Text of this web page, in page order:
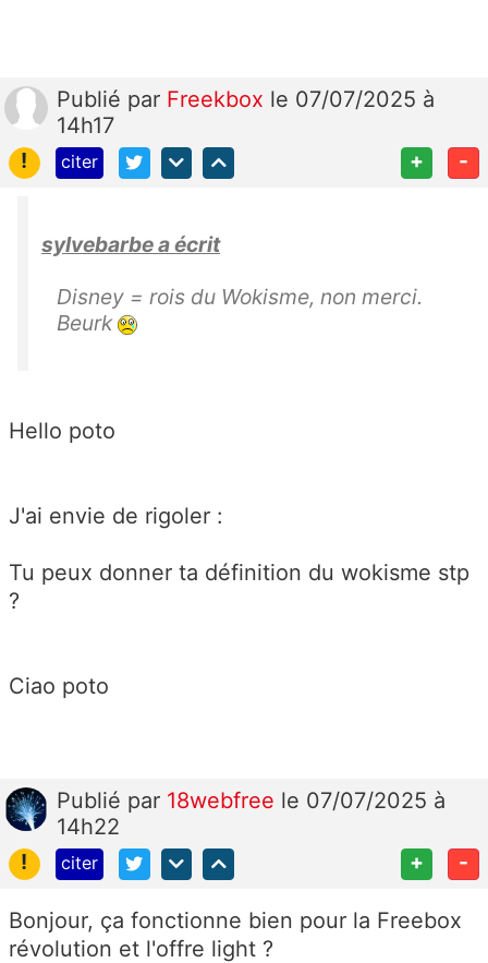
Publié par Freekbox le 07/07/2025 à
14h17
!
citer + -
sylvebarbe a écrit
Disney = rois du Wokisme, non merci.
Beurk
Hello poto
J'ai envie de rigoler :
Tu peux donner ta définition du wokisme stp
?
Ciao poto
Publié par 18webfree le 07/07/2025 à
14h22
!
citer + -
Bonjour, ça fonctionne bien pour la Freebox
révolution et l'offre light ?